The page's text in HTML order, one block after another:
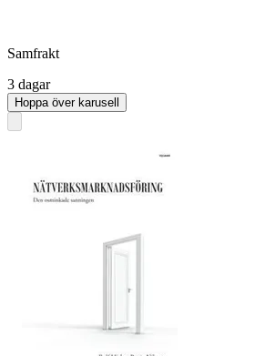
Samfrakt
3 dagar
Hoppa över karusell